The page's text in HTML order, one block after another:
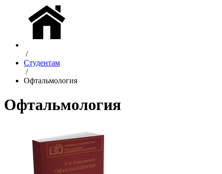
/
Студентам
/
Офтальмология
Офтальмология